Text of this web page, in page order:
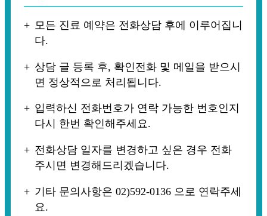
모든 진료 예약은 전화상담 후에 이루어집니
다.
상담 글 등록 후, 확인전화 및 메일을 받으시
면 정상적으로 처리됩니다.
입력하신 전화번호가 연락 가능한 번호인지
다시 한번 확인해주세요.
전화상담 일자를 변경하고 싶은 경우 전화
주시면 변경해드리겠습니다.
기타 문의사항은 02)592-0136 으로 연락주세
요.